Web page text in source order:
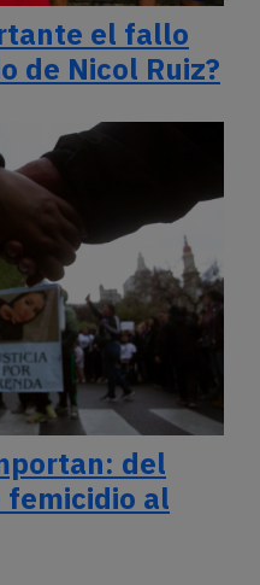
el fallo
de Nicol Ruiz?
del
al